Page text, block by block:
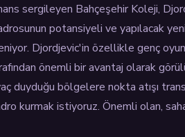
sergileyen Bahçeşehir Koleji,
potansiyeli ve yapılacak
Djordjevic'in özellikle genç
önemli bir avantaj olarak
duyduğu bölgelere nokta atışı
kurmak istiyoruz. Önemli olan,